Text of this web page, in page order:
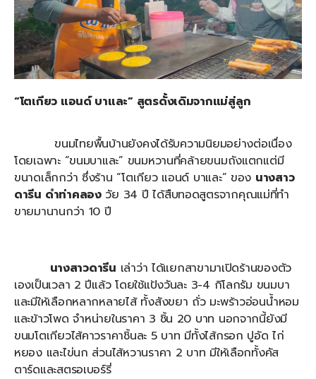
“โตเกียว แอนด์ บาและ” สูตรดั้งเดิมจากแม่สู่ลูก​​​​​​​​​
ขนมไทยพื้นบ้านยังคงได้รับความนิยมอย่างต่อเนื่อง
โดยเฉพาะ “ขนมบาและ” ขนมหวานที่คล้ายขนมถังแตกแต่มี
ขนาดเล็กกว่า ซึ่งร้าน “โตเกียว แอนด์ บาและ” ของ นางสาว
ดารีน ดำท่าคลองวัย 34 ปี ได้สืบทอดสูตรจากคุณแม่ที่ทำ
ขายมานานกว่า 10 ปี
นางสาวดารีน เล่าว่า ได้แยกสาขามาเปิดร้านของตัว
เองเป็นเวลา 2 ปีแล้ว โดยใช้แป้งวันละ 3-4 กิโลกรัม ขนมบา
และมีให้เลือกหลากหลายไส้ ทั้งสังขยา ถั่ว มะพร้าวอ่อนน้ำหอม
และข้าวโพด จำหน่ายในราคา 3 ชิ้น 20 บาท นอกจากนี้ยังมี
ขนมโตเกียวไส้คาวราคาชิ้นละ 5 บาท มีทั้งไส้กรอก ปูอัด ไก่
หยอง และไข่นก ส่วนไส้หวานราคา 2 บาท มีให้เลือกทั้งคัส
ตาร์ดและสตรอเบอร์รี่